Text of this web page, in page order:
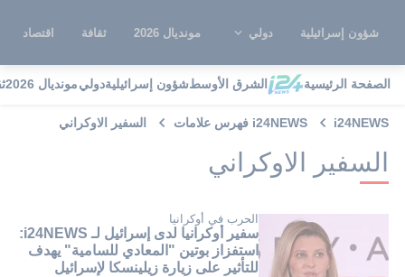
شؤون إسرائيلية دولي مونديال 2026 ثقافة اقتصاد
الصفحة الرئيسية الشرق الأوسطشؤون إسرائيليةدوليمونديال 2026
i24NEWS i24NEWS فهرس علامات السفير الاوكراني
السفير الاوكراني
الحرب في أوكرانيا
سفير أوكرانيا لدى إسرائيل لـ i24NEWS:
استفزاز بوتين "المعادي للسامية" يهدف
للتأثير على زيارة زيلينسكا لإسرائيل